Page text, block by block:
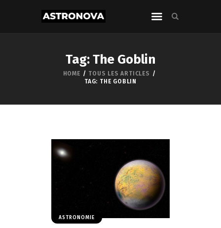
Tag: The Goblin
HOME
TOUS LES ARTICLES
TAG: THE GOBLIN
ASTRONOMIE